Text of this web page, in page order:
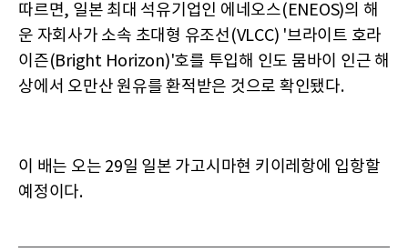
따르면, 일본 최대 석유기업인 에네오스(ENEOS)의 해
운 자회사가 소속 초대형 유조선(VLCC) '브라이트 호라
이즌(Bright Horizon)'호를 투입해 인도 뭄바이 인근 해
상에서 오만산 원유를 환적받은 것으로 확인됐다.
이 배는 오는 29일 일본 가고시마현 키이레항에 입항할
예정이다.